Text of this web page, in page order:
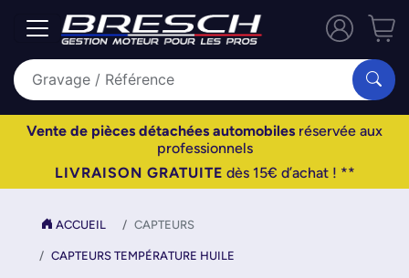
Vente de pièces détachées automobiles réservée aux
professionnels
LIVRAISON GRATUITE dès 15€ d’achat ! **
ACCUEIL CAPTEURS
CAPTEURS TEMPÉRATURE HUILE